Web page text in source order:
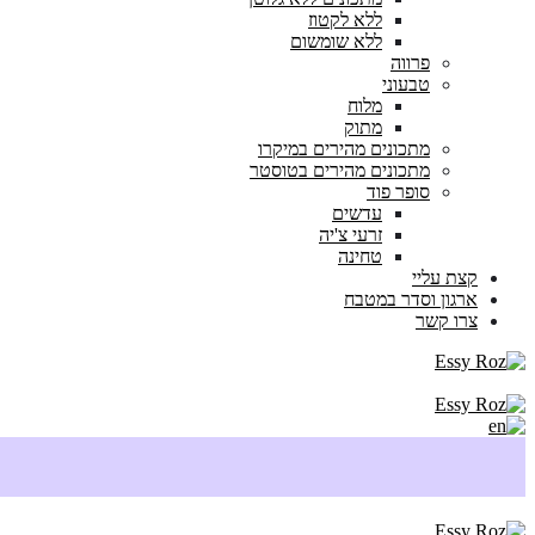
ללא לקטוז
ללא שומשום
פרווה
טבעוני
מלוח
מתוק
מתכונים מהירים במיקרו
מתכונים מהירים בטוסטר
סופר פוד
עדשים
זרעי צ'יה
טחינה
קצת עליי
ארגון וסדר במטבח
צרו קשר